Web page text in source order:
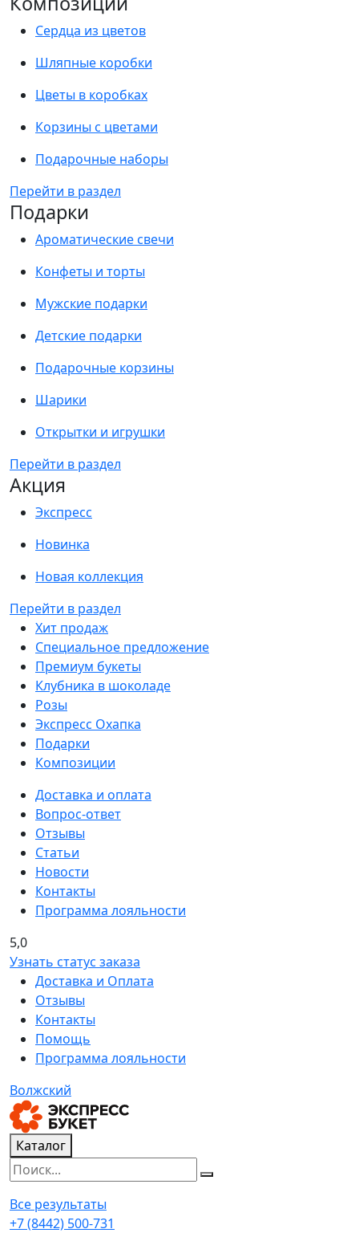
Сердца из цветов
Шляпные коробки
Цветы в коробках
Корзины с цветами
Подарочные наборы
Перейти в раздел
Подарки
Ароматические свечи
Конфеты и торты
Мужские подарки
Детские подарки
Подарочные корзины
Шарики
Открытки и игрушки
Перейти в раздел
Акция
Экспресс
Новинка
Новая коллекция
Перейти в раздел
Хит продаж
Специальное предложение
Премиум букеты
Клубника в шоколаде
Розы
Экспресс Охапка
Подарки
Композиции
Доставка и оплата
Вопрос-ответ
Отзывы
Статьи
Новости
Контакты
Программа лояльности
5,0
Узнать статус заказа
Доставка и Оплата
Отзывы
Контакты
Помощь
Программа лояльности
Волжский
Каталог
Все результаты
+7 (8442) 500-731